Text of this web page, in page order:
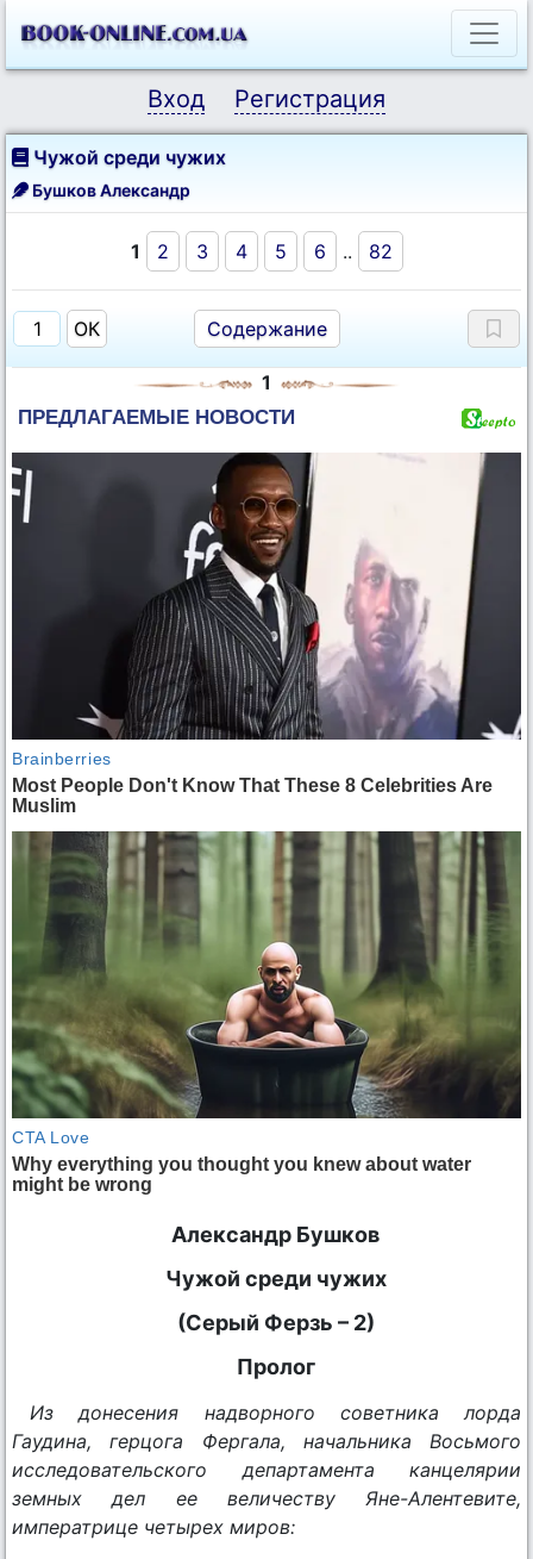
Вход Регистрация
Чужой среди чужих
Бушков Александр
1 2 3 4 5 6 .. 82
Содержание
1
Александр Бушков
Чужой среди чужих
(Серый Ферзь – 2)
Пролог
Из донесения надворного советника лорда
Гаудина, герцога Фергала, начальника Восьмого
исследовательского департамента канцелярии
земных дел ее величеству Яне-Алентевите,
императрице четырех миров: